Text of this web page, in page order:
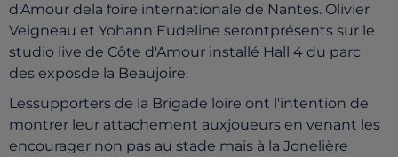
d'Amour dela foire internationale de Nantes. Olivier
Veigneau et Yohann Eudeline serontprésents sur le
studio live de Côte d'Amour installé Hall 4 du parc
des exposde la Beaujoire.
Lessupporters de la Brigade loire ont l'intention de
montrer leur attachement auxjoueurs en venant les
encourager non pas au stade mais à la Jonelière